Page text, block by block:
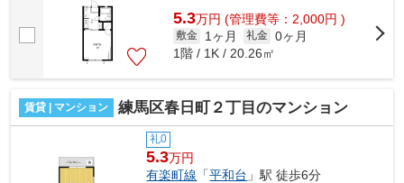
5.3万円 (管理費等：2,000円 )
敷金 1ヶ月 礼金 0ヶ月
1階 / 1K / 20.26㎡
賃貸 | マンション 練馬区春日町２丁目のマンション
礼0
5.3万円
有楽町線 「平和台 」駅 徒歩6分